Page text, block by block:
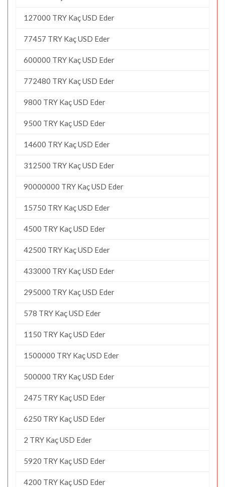
127000 TRY Kaç USD Eder
77457 TRY Kaç USD Eder
600000 TRY Kaç USD Eder
772480 TRY Kaç USD Eder
9800 TRY Kaç USD Eder
9500 TRY Kaç USD Eder
14600 TRY Kaç USD Eder
312500 TRY Kaç USD Eder
90000000 TRY Kaç USD Eder
15750 TRY Kaç USD Eder
4500 TRY Kaç USD Eder
42500 TRY Kaç USD Eder
433000 TRY Kaç USD Eder
295000 TRY Kaç USD Eder
578 TRY Kaç USD Eder
1150 TRY Kaç USD Eder
1500000 TRY Kaç USD Eder
500000 TRY Kaç USD Eder
2475 TRY Kaç USD Eder
6250 TRY Kaç USD Eder
2 TRY Kaç USD Eder
5920 TRY Kaç USD Eder
4200 TRY Kaç USD Eder